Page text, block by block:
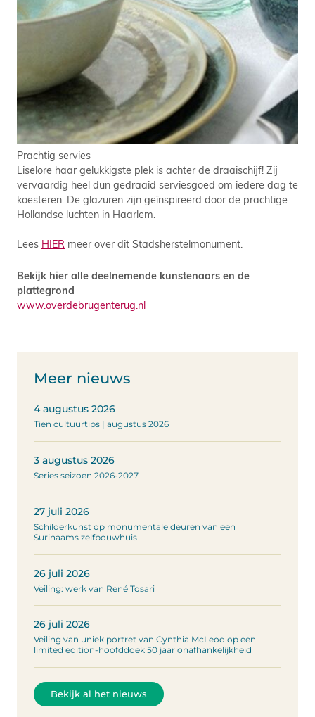
Prachtig servies
Liselore haar gelukkigste plek is achter de draaischijf! Zij
vervaardig heel dun gedraaid serviesgoed om iedere dag te
koesteren. De glazuren zijn geïnspireerd door de prachtige
Hollandse luchten in Haarlem.
Lees HIER meer over dit Stadsherstelmonument.
Bekijk hier alle deelnemende kunstenaars en de
plattegrond
www.overdebrugenterug.nl
Meer nieuws
4 augustus 2026
Tien cultuurtips | augustus 2026
3 augustus 2026
Series seizoen 2026-2027
27 juli 2026
Schilderkunst op monumentale deuren van een
Surinaams zelfbouwhuis
26 juli 2026
Veiling: werk van René Tosari
26 juli 2026
Veiling van uniek portret van Cynthia McLeod op een
limited edition-hoofddoek 50 jaar onafhankelijkheid
Bekijk al het nieuws